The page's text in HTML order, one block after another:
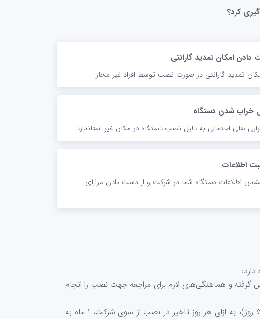
کرد؟
دادن امکان تمدید گارانتی
تمدید گارانتی در صورت نصب توسط افراد غیر مجاز.
خراب شدن دستگاه
های احتمالی به دلیل نصب دستگاه در مکان غیر استاندارد.
اطلاعات
اطلاعات دستگاه شما در شرکت و از دست دادن مزایای
و هماهنگی‌های لازم برای مراجعه جهت نصب را انجام
شرکت مشتریان گلدیران متعهد است که در صورت تاخیر در مراجعه‌ی نصب دستگاه مشتری (بیش از 5 روز)، به ازای هر روز تاخیر در نصب از سوی شرکت، 1 ماه به